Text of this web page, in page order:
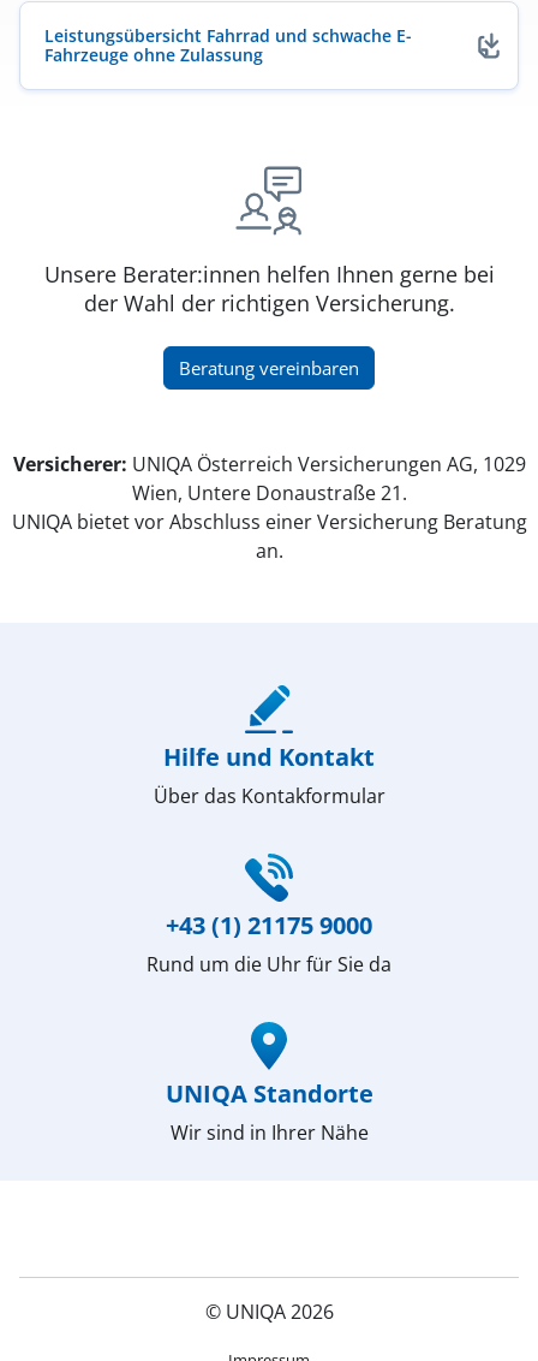
Leistungsübersicht Fahrrad und schwache E-
Fahrzeuge ohne Zulassung
(öffnet in neuem Fenster)
Unsere Berater:innen helfen Ihnen gerne bei
der Wahl der richtigen Versicherung.
Beratung vereinbaren
(öffnet in neuem Fenster)
Versicherer: UNIQA Österreich Versicherungen AG, 1029
Wien, Untere Donaustraße 21.
UNIQA bietet vor Abschluss einer Versicherung Beratung
an.
Hilfe und Kontakt
Über das Kontakformular
+43 (1) 21175 9000
Rund um die Uhr für Sie da
UNIQA Standorte
Wir sind in Ihrer Nähe
© UNIQA 2026